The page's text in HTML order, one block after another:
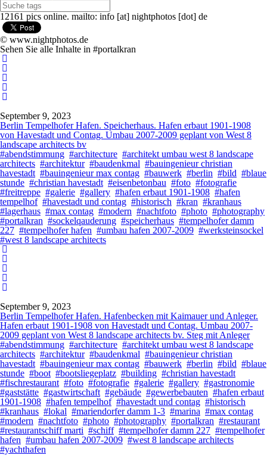
12161 pics online. mailto: info [at] nightphotos [dot] de
© www.nightphotos.de
Sehen Sie alle Inhalte in #portalkran
September 9, 2023
Berlin Tempelhofer Hafen. Speicherhaus. Hafen erbaut 1901-1908
von Havestadt und Contag. Umbau 2007-2009 geplant von West 8
landscape architects bv
#abendstimmung #architecture #architekt umbau west 8 landscape
architects #architektur #baudenkmal #bauingenieur christian
havestadt #bauingenieur max contag #bauwerk #berlin #bild #blaue
stunde #christian havestadt #eisenbetonbau #foto #fotografie
#freitreppe #galerie #gallery #hafen erbaut 1901-1908 #hafen
tempelhof #havestadt und contag #historisch #kran #kranhaus
#lagerhaus #max contag #modern #nachtfoto #photo #photography
#portalkran #sockelqauderung #speicherhaus #tempelhofer damm
227 #tempelhofer hafen #umbau hafen 2007-2009 #werksteinsockel
#west 8 landscape architects
September 9, 2023
Berlin Tempelhofer Hafen. Hafenbecken mit Kaimauer und Anleger.
Hafen erbaut 1901-1908 von Havestadt und Contag. Umbau 2007-
2009 geplant von West 8 landscape architects bv. Steg mit Anleger
#abendstimmung #architecture #architekt umbau west 8 landscape
architects #architektur #baudenkmal #bauingenieur christian
havestadt #bauingenieur max contag #bauwerk #berlin #bild #blaue
stunde #boot #bootsliegeplatz #building #christian havestadt
#fischrestaurant #foto #fotografie #galerie #gallery #gastronomie
#gaststätte #gastwirtschaft #gebäude #gewerbebauten #hafen erbaut
1901-1908 #hafen tempelhof #havestadt und contag #historisch
#kranhaus #lokal #mariendorfer damm 1-3 #marina #max contag
#modern #nachtfoto #photo #photography #portalkran #restaurant
#restaurantschiff marti #schiff #tempelhofer damm 227 #tempelhofer
hafen #umbau hafen 2007-2009 #west 8 landscape architects
#yachthafen